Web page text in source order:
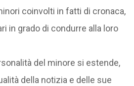
coinvolti in fatti di cronaca,
in grado di condurre alla loro
del minore si estende,
della notizia e delle sue